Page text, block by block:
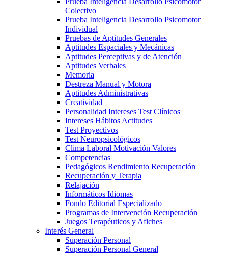
Colectivo
Prueba Inteligencia Desarrollo Psicomotor
Individual
Pruebas de Aptitudes Generales
Aptitudes Espaciales y Mecánicas
Aptitudes Perceptivas y de Atención
Aptitudes Verbales
Memoria
Destreza Manual y Motora
Aptitudes Administrativas
Creatividad
Personalidad Intereses Test Clínicos
Intereses Hábitos Actitudes
Test Proyectivos
Test Neuropsicológicos
Clima Laboral Motivación Valores
Competencias
Pedagógicos Rendimiento Recuperación
Recuperación y Terapia
Relajación
Informáticos Idiomas
Fondo Editorial Especializado
Programas de Intervención Recuperación
Juegos Terapéuticos y Afiches
Interés General
Superación Personal
Superación Personal General